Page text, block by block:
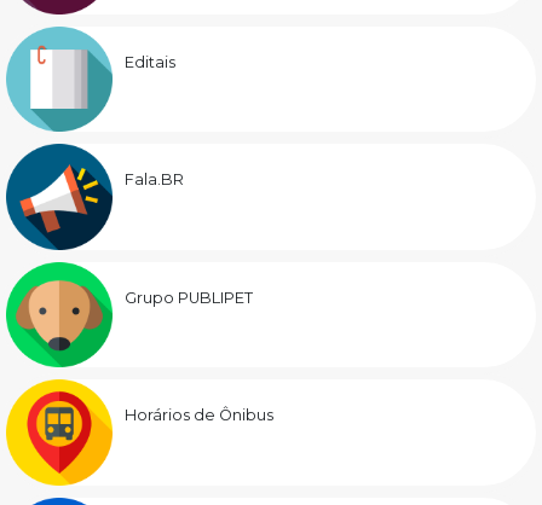
Editais
Fala.BR
Grupo PUBLIPET
Horários de Ônibus